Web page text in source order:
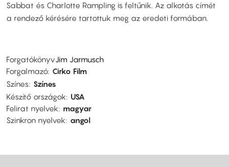
Sabbat és Charlotte Rampling is feltűnik. Az alkotás címét
a rendező kérésére tartottuk meg az eredeti formában.
ForgatókönyvJim Jarmusch
Forgalmazó Cirko Film
Színes Színes
Készítő országok
USA
Felirat nyelvek
magyar
Szinkron nyelvek
angol